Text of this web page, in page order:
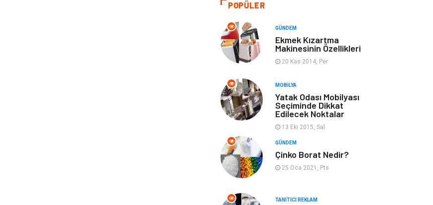
Yapı İnşaat Güzellik
Tatil Eğlence
Bahçe Ev Maden ve Metal
Hizmet Eğitim Kurumları
Organizasyon
Emlak Tekstil
Finans & Ekonomi
POPÜLER
GÜNDEM
Ekmek Kızartma
Makinesinin Özellikleri
20 Kas 2014, Per
MOBILYA
Yatak Odası Mobilyası
Seçiminde Dikkat
Edilecek Noktalar
13 Eki 2015, Sal
GÜNDEM
Çinko Borat Nedir?
25 Oca 2021, Pts
TANITICI REKLAM